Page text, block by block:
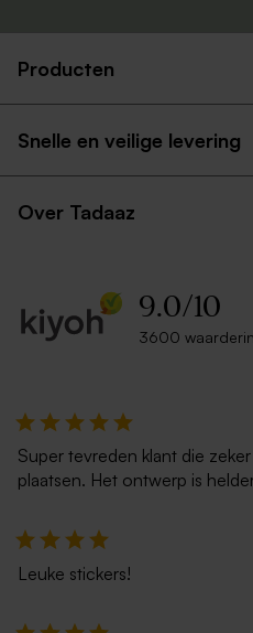
Producten
Snelle en veilige levering
Over Tadaaz
9.0/10
3600
Super tevreden klant die
plaatsen. Het ontwerp is
Leuke stickers!